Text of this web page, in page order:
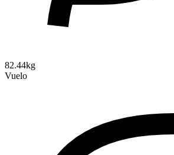
82.44kg
Vuelo